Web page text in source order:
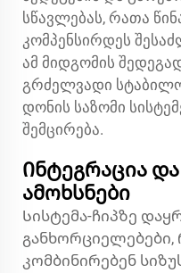
სწავლებას, რათა
კომპენსირდეს
ამ მიდგომის
გრძელვადი
დონის საზომი
შემცირება.
Ინტეგრაცია
ამოხსნები
Სისტემა-ჩიპზე
კომბინირებენ